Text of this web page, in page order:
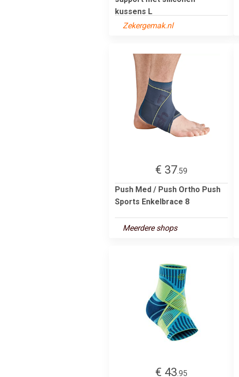
kussens L
Zekergemak.nl
€ 37.59
Push Med / Push Ortho Push
Sports Enkelbrace 8
Meerdere shops
€ 43.95